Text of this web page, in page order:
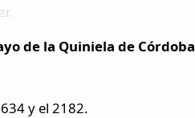
de la Quiniela de Córdoba
y el 2182.